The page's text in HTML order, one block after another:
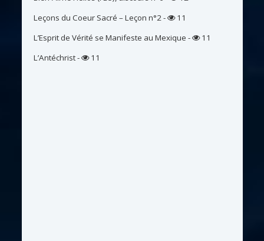
Leçons du Coeur Sacré – Leçon n°2-
11
L’Esprit de Vérité se Manifeste au Mexique -
11
L’Antéchrist- 11